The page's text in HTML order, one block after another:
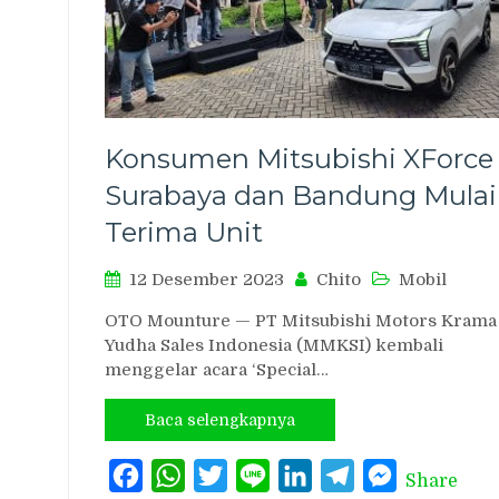
Konsumen Mitsubishi
Surabaya dan Bandung Mulai
Terima Unit
12 Desember 2023 Chito Mobil
OTO Mounture — PT Mitsubishi Motors Krama
Yudha Sales Indonesia (MMKSI) kembali
menggelar acara ‘Special…
Baca selengkapnya
FacebookWhatsAppTwitterLine LinkedInTelegramMessenger
Share